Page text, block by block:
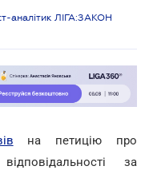
аналітик ЛІГА:ЗАКОН
на петицію про
за